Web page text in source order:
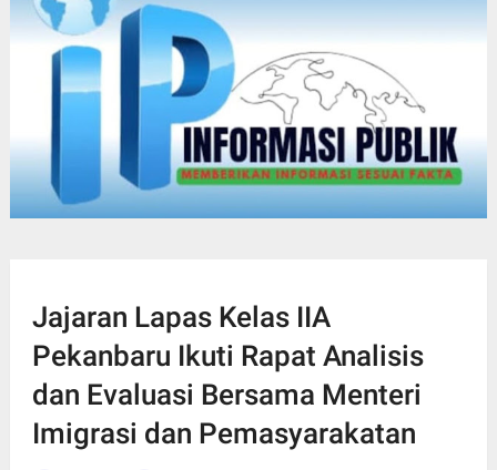
Jajaran Lapas Kelas IIA
Pekanbaru Ikuti Rapat Analisis
dan Evaluasi Bersama Menteri
Imigrasi dan Pemasyarakatan